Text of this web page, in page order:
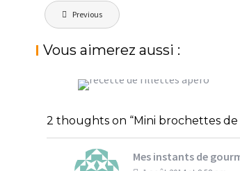
Navigation
de
l’article
Previous
Vous aimerez aussi :
L’APÉRO, OU JUSTE LE PLAISIR
StéphanieM Uncategorized
2 thoughts on “Mini brochettes
Mes instants de